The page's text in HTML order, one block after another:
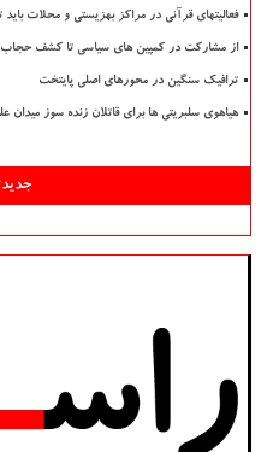
فعالیتهای قرآنی در مراکز بهزیستی و محلات باید
از مشارکت در کمپین های سیاسی تا کشف حجاب
ترافیک سنگین در محورهای اصلی پایتخت
هیاهوی سلبریتی ها برای قاتلان زنده سوز میدان